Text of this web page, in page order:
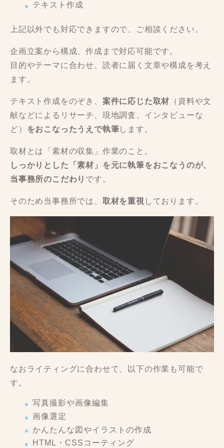
テキスト作成
上記以外でも対応できますので、ご相談ください。
企画立案から構成、作成まで対応可能です。
目的やテーマに合わせ、読者に届く文章や構成を考え
ます。
テキスト作成をのぞき、 案件に応じた取材 （資料や文
献などによるリサーチ、現地調査、インタビューな
ど） をおこなったうえで執筆します。
取材とは「素材の収集」作業のこと。
しっかりとした「素材」を元に執筆をおこなうのが、
当事務所のこだわり です。
そのため当事務所では、 取材を重視 しております。
なおライティングに合わせて、以下の作業も可能で
す。
写真撮影や画像編集
画像選定
かんたんな図やイラストの作成
HTML・CSSコーティング